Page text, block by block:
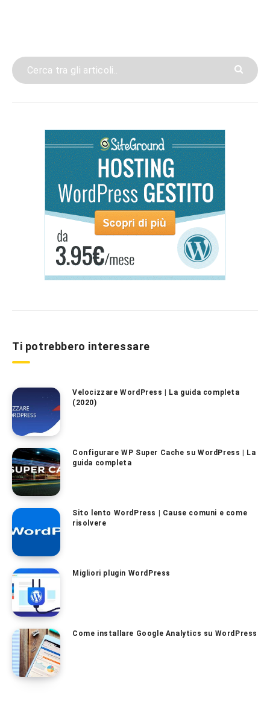
Ti potrebbero interessare
Velocizzare WordPress | La guida completa
(2020)
Configurare WP Super Cache su WordPress | La
guida completa
Sito lento WordPress | Cause comuni e come
risolvere
Migliori plugin WordPress
Come installare Google Analytics su WordPress